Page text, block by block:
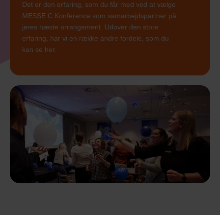
Det er den erfaring, som du får med ved at vælge
MESSE C Konference som samarbejdspartner på
jeres næste arrangement. Udover den store
erfaring, har vi en række andre fordele, som du
kan se her.